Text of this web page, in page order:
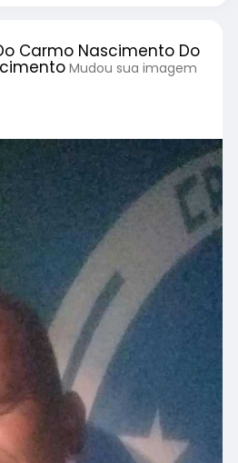
Carmo Nascimento Do
Mudou sua imagem